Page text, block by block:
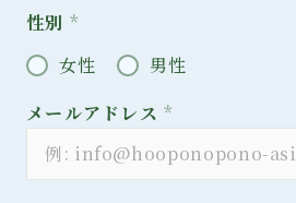
性別 *
女性
男性
メールアドレス*